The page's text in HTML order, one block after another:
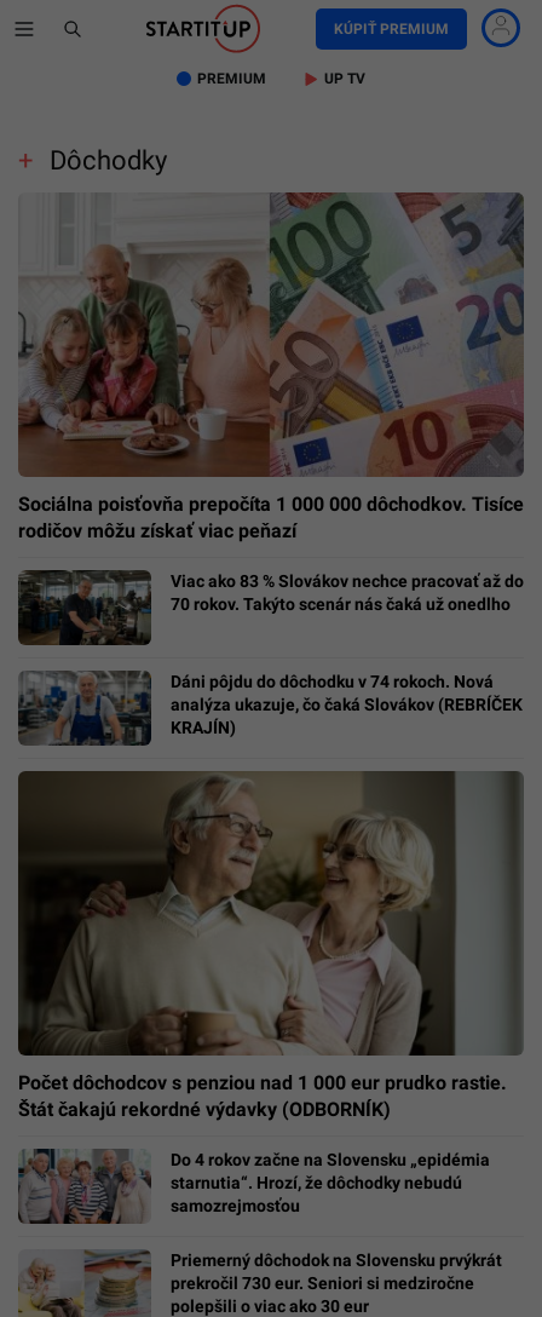
KÚPIŤ PREMIUM
PREMIUM UP TV
Dôchodky
Sociálna poisťovňa prepočíta 1 000 000 dôchodkov. Tisíce
rodičov môžu získať viac peňazí
Viac ako 83 % Slovákov nechce pracovať až do
70 rokov. Takýto scenár nás čaká už onedlho
Dáni pôjdu do dôchodku v 74 rokoch. Nová
analýza ukazuje, čo čaká Slovákov (REBRÍČEK
KRAJÍN)
Počet dôchodcov s penziou nad 1 000 eur prudko rastie.
Štát čakajú rekordné výdavky (ODBORNÍK)
Do 4 rokov začne na Slovensku „epidémia
starnutia“. Hrozí, že dôchodky nebudú
samozrejmosťou
Priemerný dôchodok na Slovensku prvýkrát
prekročil 730 eur. Seniori si medziročne
polepšili o viac ako 30 eur